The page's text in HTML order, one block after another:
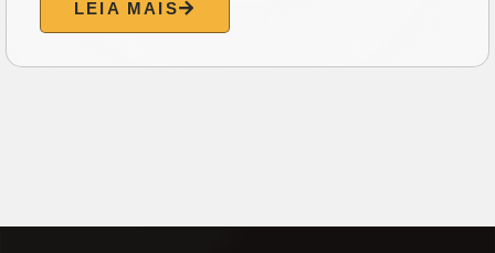
LEIA MAIS